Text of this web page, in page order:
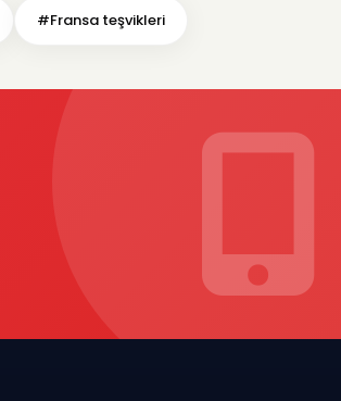
#Fransa teşvikleri